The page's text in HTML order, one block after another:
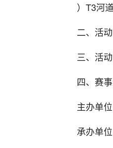
）T3河
二、活
三、活
四、赛
主办单
承办单